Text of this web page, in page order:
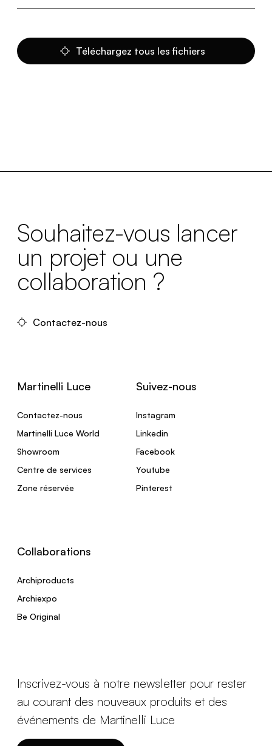
Téléchargez tous les fichiers
Souhaitez-vous lancer
un projet ou une
collaboration ?
Contactez-nous
Martinelli Luce
Contactez-nous
Martinelli Luce World
Showroom
Centre de services
Zone réservée
Suivez-nous
Instagram
Linkedin
Facebook
Youtube
Pinterest
Collaborations
Archiproducts
Archiexpo
Be Original
Inscrivez-vous à notre newsletter pour rester
au courant des nouveaux produits et des
événements de Martinelli Luce